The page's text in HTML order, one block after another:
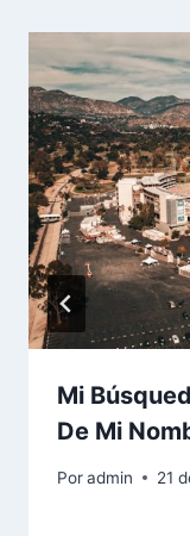
Mi
De Mi
Poradmin 21